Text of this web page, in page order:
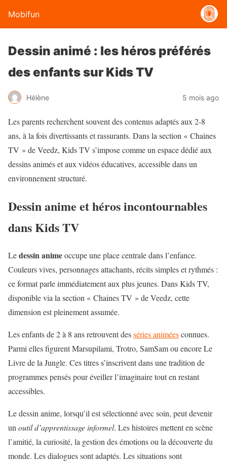
Mobifun
Dessin animé : les héros préférés
des enfants sur Kids TV
Hélène 5 mois ago
Les parents recherchent souvent des contenus adaptés aux 2-8
ans, à la fois divertissants et rassurants. Dans la section « Chaines
TV » de Veedz, Kids TV s’impose comme un espace dédié aux
dessins animés et aux vidéos éducatives, accessible dans un
environnement structuré.
Dessin anime et héros incontournables
dans Kids TV
Ledessin animeoccupe une place centrale dans l’enfance.
Couleurs vives, personnages attachants, récits simples et rythmés :
ce format parle immédiatement aux plus jeunes. Dans Kids TV,
disponible via la section « Chaines TV » de Veedz, cette
dimension est pleinement assumée.
Les enfants de 2 à 8 ans retrouvent desséries animéesconnues.
Parmi elles figurent Marsupilami, Trotro, SamSam ou encore Le
Livre de la Jungle. Ces titres s’inscrivent dans une tradition de
programmes pensés pour éveiller l’imaginaire tout en restant
accessibles.
Le dessin anime, lorsqu’il est sélectionné avec soin, peut devenir
un outil d’apprentissage informel. Les histoires mettent en scène
l’amitié, la curiosité, la gestion des émotions ou la découverte du
monde. Les dialogues sont adaptés. Les situations sont